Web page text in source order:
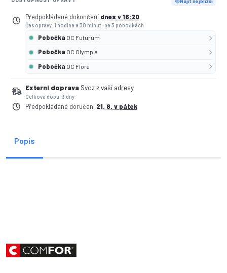
Předpokládané dokončení dnes v 16:20
Čas opravy: 1 hodina a 30 minut · na 3 pobočkách
Pobočka OC Futurum
Pobočka OC Olympia
Pobočka OC Flora
Externí doprava Svoz z vaší adresy
Celková doba: 3 dny
Předpokládané doručení 21. 8. v pátek
Popis